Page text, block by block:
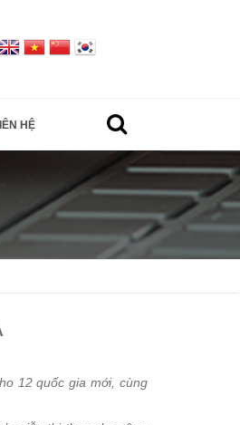
HỆ
12 quốc gia mới, cùng